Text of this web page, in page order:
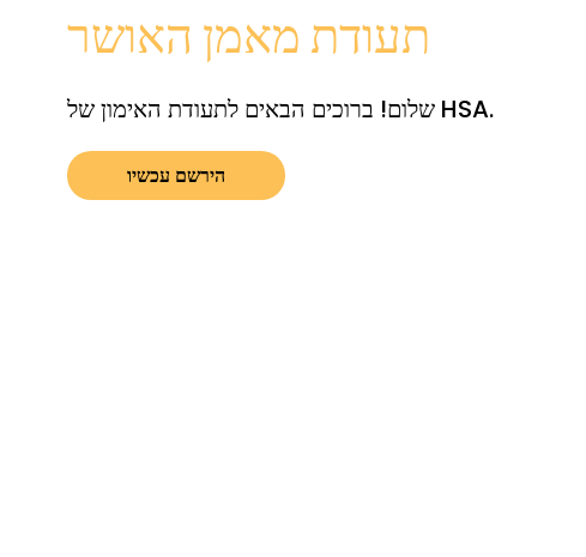
תעודת מאמן האושר
שלום! ברוכים הבאים לתעודת האימון של HSA.
הירשם עכשיו